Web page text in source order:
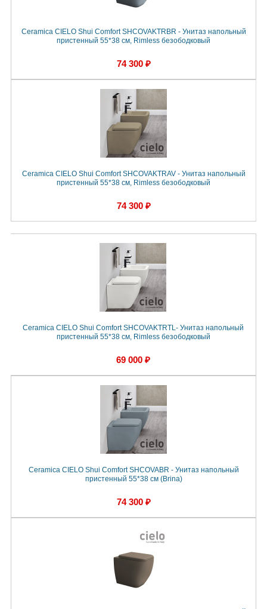
Ceramica CIELO Shui Comfort SHCOVAKTRBR - Унитаз напольный
пристенный 55*38 см, Rimless безободковый
74 300 ₽
Ceramica CIELO Shui Comfort SHCOVAKTRAV - Унитаз напольный
пристенный 55*38 см, Rimless безободковый
74 300 ₽
Ceramica CIELO Shui Comfort SHCOVAKTRTL- Унитаз напольный
пристенный 55*38 см, Rimless безободковый
69 000 ₽
Ceramica CIELO Shui Comfort SHCOVABR - Унитаз напольный
пристенный 55*38 см (Brina)
74 300 ₽